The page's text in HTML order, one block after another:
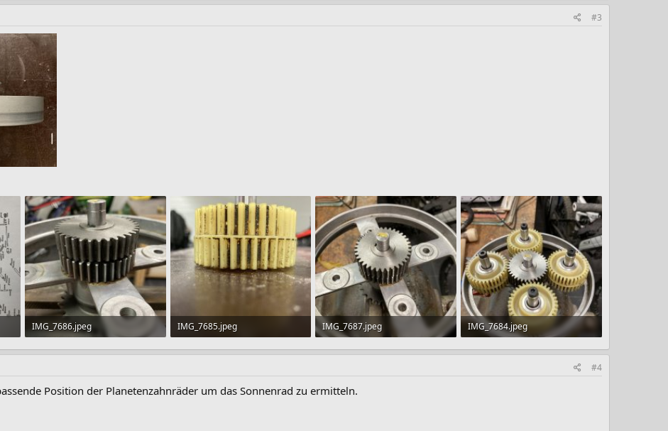
#3
IMG_7686.jpeg
162,3 KB · Aufrufe: 134
IMG_7685.jpeg
153,2 KB · Aufrufe: 117
IMG_7687.jpeg
177 KB · Aufrufe: 136
IMG_7684.jpeg
190,3 KB · Aufrufe: 142
#4
Position der Planetenzahnräder um das Sonnenrad zu ermitteln.